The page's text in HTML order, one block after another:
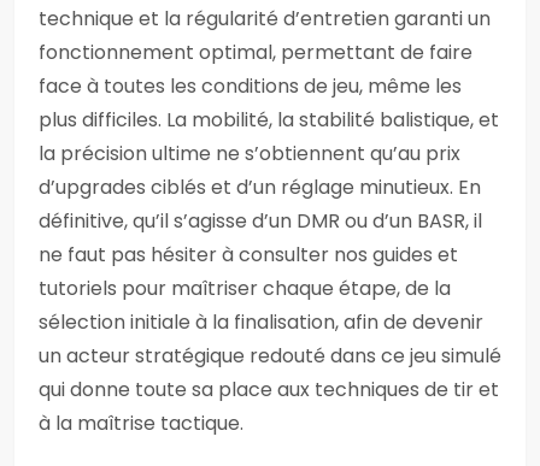
technique et la régularité d’entretien garanti un
fonctionnement optimal, permettant de faire
face à toutes les conditions de jeu, même les
plus difficiles. La mobilité, la stabilité balistique, et
la précision ultime ne s’obtiennent qu’au prix
d’upgrades ciblés et d’un réglage minutieux. En
définitive, qu’il s’agisse d’un DMR ou d’un BASR, il
ne faut pas hésiter à consulter nos guides et
tutoriels pour maîtriser chaque étape, de la
sélection initiale à la finalisation, afin de devenir
un acteur stratégique redouté dans ce jeu simulé
qui donne toute sa place aux techniques de tir et
à la maîtrise tactique.